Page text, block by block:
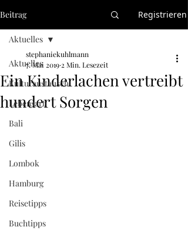
Beitrag Registrieren
Aktuelles
Kulturaustausch
Lebensart
Bali
Gilis
Lombok
Hamburg
Reisetipps
Buchtipps
Aktuelles
Ein Kinderlachen vertreibt
hundert Sorgen
stephaniekuhlmann
7. Mai 2019 2 Min. Lesezeit